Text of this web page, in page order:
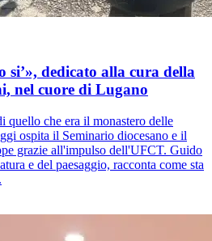
dedicato alla cura della
nel cuore di Lugano
quello che era il monastero delle
ospita il Seminario diocesano e il
grazie all'impulso dell'UFCT. Guido
e del paesaggio, racconta come sta